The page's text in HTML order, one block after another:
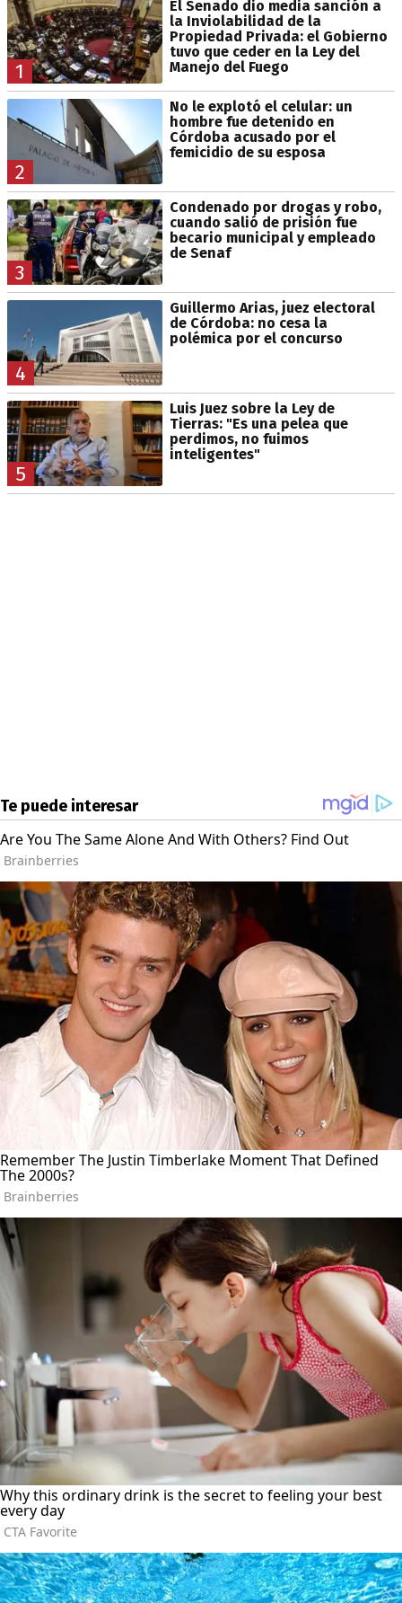
1
El Senado dio media sanción a
la Inviolabilidad de la
Propiedad Privada: el Gobierno
tuvo que ceder en la Ley del
Manejo del Fuego
2
No le explotó el celular: un
hombre fue detenido en
Córdoba acusado por el
femicidio de su esposa
3
Condenado por drogas y robo,
cuando salió de prisión fue
becario municipal y empleado
de Senaf
4
Guillermo Arias, juez electoral
de Córdoba: no cesa la
polémica por el concurso
5
Luis Juez sobre la Ley de
Tierras: "Es una pelea que
perdimos, no fuimos
inteligentes"